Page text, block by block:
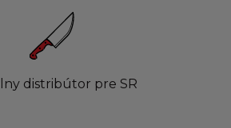
distribútor pre SR